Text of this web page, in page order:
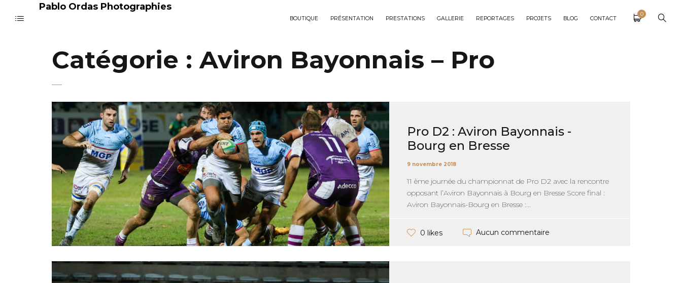
Pablo Ordas Photographies
BOUTIQUE PRÉSENTATION PRESTATIONS GALLERIE REPORTAGES PROJETS BLOG CONTACT
0
Catégorie :Aviron Bayonnais – Pro
Pro D2 : Aviron Bayonnais -
Bourg en Bresse
9 novembre 2018
11 ème journée du championnat de Pro D2 avec la rencontre
opposant l’Aviron Bayonnais à Bourg en Bresse Score final :
Aviron Bayonnais-Bourg en Bresse :...
0 likes Aucun commentaire